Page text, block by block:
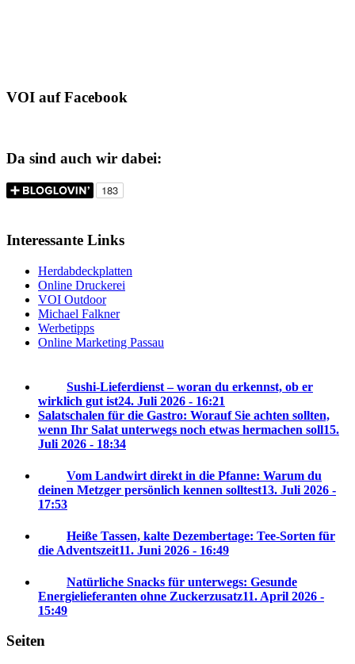
VOI auf Facebook
Da sind auch wir dabei:
Interessante Links
Herdabdeckplatten
Online Druckerei
VOI Outdoor
Michael Falkner
Werbetipps
Online Marketing Passau
Sushi-Lieferdienst – woran du erkennst, ob er
wirklich gut ist24. Juli 2026 - 16:21
Salatschalen für die Gastro: Worauf Sie achten sollten,
wenn Ihr Salat unterwegs noch etwas hermachen soll15.
Juli 2026 - 18:34
Vom Landwirt direkt in die Pfanne: Warum du
deinen Metzger persönlich kennen solltest13. Juli 2026 -
17:53
Heiße Tassen, kalte Dezembertage: Tee-Sorten für
die Adventszeit11. Juni 2026 - 16:49
Natürliche Snacks für unterwegs: Gesunde
Energielieferanten ohne Zuckerzusatz11. April 2026 -
15:49
Seiten